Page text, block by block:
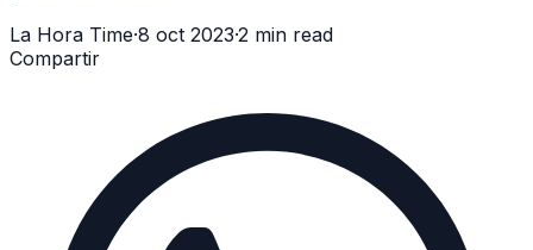
La Hora Time·8 oct 2023·2 min read
Compartir